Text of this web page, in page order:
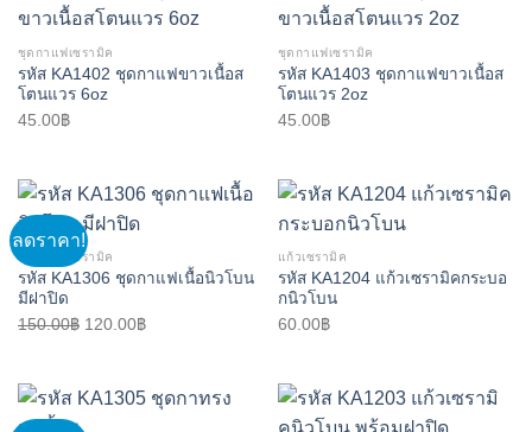
ชุดกาแฟเซรามิค
รหัส KA1402 ชุดกาแฟขาวเนื้อส
โตนแวร 6oz
45.00฿
ชุดกาแฟเซรามิค
รหัส KA1403 ชุดกาแฟขาวเนื้อส
โตนแวร 2oz
45.00฿
ลดราคา!
ชุดกาแฟเซรามิค
รหัส KA1306 ชุดกาแฟเนื้อนิวโบน
มีฝาปิด
150.00฿ Original
150.00฿.
120.00฿Current
120.00฿.
แก้วเซรามิค
รหัส KA1204 แก้วเซรามิคกระบอ
กนิวโบน
60.00฿